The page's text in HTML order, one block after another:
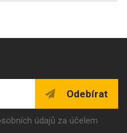
Odebírat
údajů za účelem